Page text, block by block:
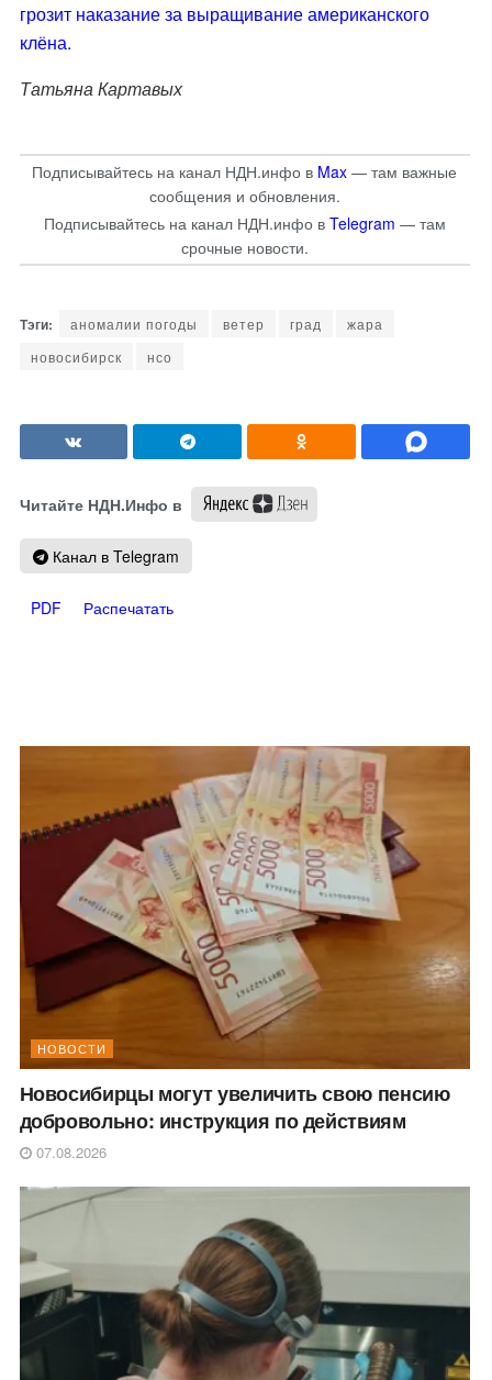
грозит наказание за выращивание американского
клёна.
Татьяна Картавых
Подписывайтесь на канал НДН.инфо в Max — там важные
сообщения и обновления.
Подписывайтесь на канал НДН.инфо в Telegram — там
срочные новости.
аномалии погоды ветер град
жара
новосибирск
нсо
Читайте НДН.Инфо в
Канал в Telegram
PDF Распечатать
НОВОСТИ
Новосибирцы могут увеличить свою пенсию
добровольно: инструкция по действиям
07.08.2026